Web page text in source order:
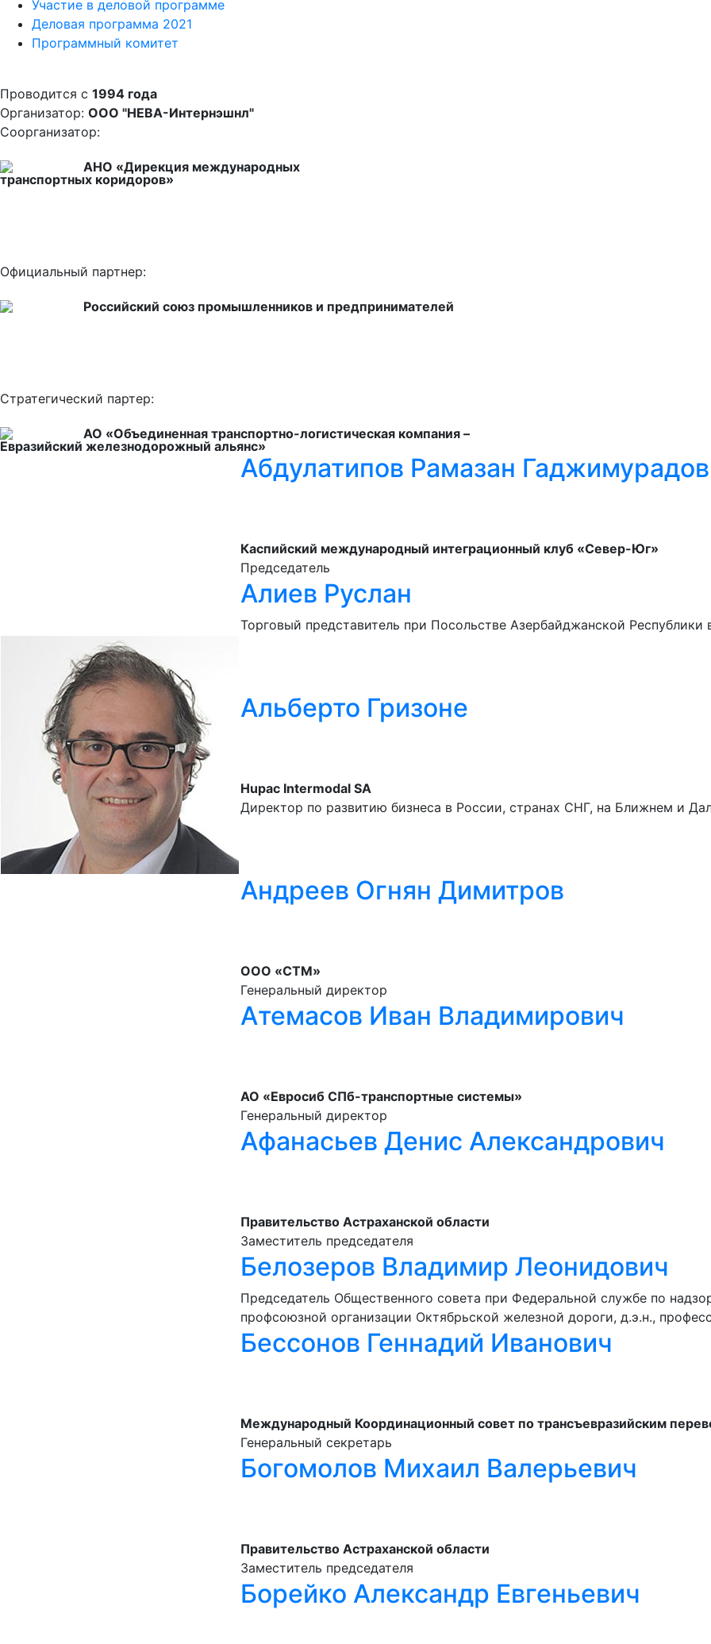
Участие в деловой программе
Деловая программа 2021
Программный комитет
Проводится с 1994 года
Организатор: ООО "НЕВА-Интернэшнл"
Соорганизатор:
АНО «Дирекция международных
транспортных коридоров»
Официальный партнер:
Российский союз промышленников и предпринимателей
Стратегический партер:
АО «Объединенная транспортно-логистическая компания –
Евразийский железнодорожный альянс»
Абдулатипов Рамазан
Каспийский международный интеграционный клуб «Север-Юг»
Председатель
Алиев Руслан
Торговый представитель при Посольстве Азербайджанской
Альберто Гризоне
Hupac Intermodal SA
Директор по развитию бизнеса в России, странах СНГ, на Ближнем и
Андреев Огнян Димитров
ООО «СТМ»
Генеральный директор
Атемасов Иван Владимирович
АО «Евросиб СПб-транспортные системы»
Генеральный директор
Афанасьев Денис Александрович
Правительство Астраханской области
Заместитель председателя
Белозеров Владимир Леонидович
Председатель Общественного совета при Федеральной службе по
профсоюзной организации Октябрьской железной дороги, д.э.н.,
Бессонов Геннадий Иванович
Международный Координационный совет по трансъевразийским
Генеральный секретарь
Богомолов Михаил Валерьевич
Правительство Астраханской области
Заместитель председателя
Борейко Александр Евгеньевич